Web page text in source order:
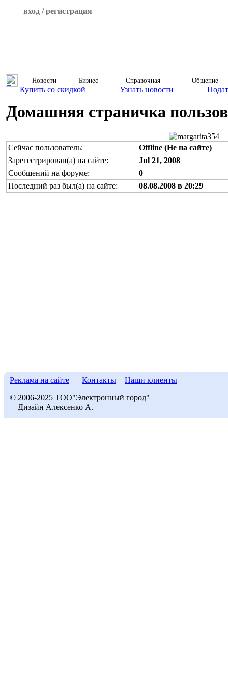
вход / регистрация
Новости Бизнес Справочная Общение
Купить со скидкой Узнать новости
Домашняя страничка
Сейчас пользователь:
Offline (Не на сайте)
Зарегестрирован(а) на сайте:
Jul 21, 2008
Сообщений на форуме:
0
Последний раз был(а) на сайте:
08.08.2008 в 20:29
Реклама на сайте Контакты Наши клиенты
© 2006-2025 ТОО"Электронный город"
Дизайн Алексенко А.